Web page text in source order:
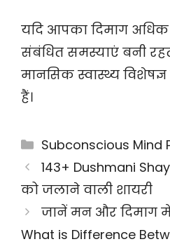
यदि आपका दिमाग
संबंधित समस्याएं बनी
मानसिक स्वास्थ्य
हैं।
Categories
Subconscious Mind
143+ Dushmani
को जलाने वाली शायरी
जानें मन और दिमाग में
What is Difference